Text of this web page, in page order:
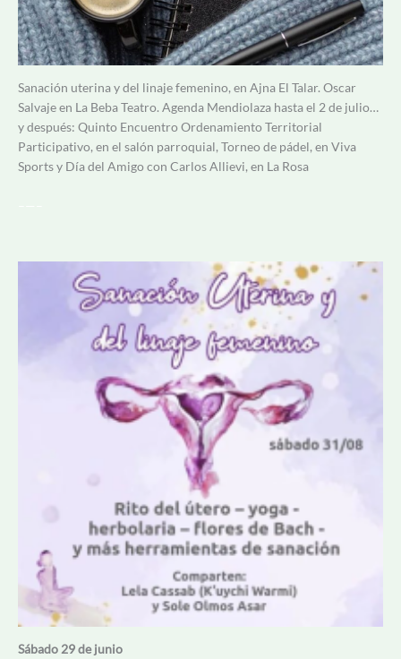
Sanación uterina y del linaje femenino, en Ajna El Talar. Oscar
Salvaje en La Beba Teatro. Agenda Mendiolaza hasta el 2 de julio…
y después: Quinto Encuentro Ordenamiento Territorial
Participativo, en el salón parroquial, Torneo de pádel, en Viva
Sports y Día del Amigo con Carlos Allievi, en La Rosa
Sábado 29 de junio